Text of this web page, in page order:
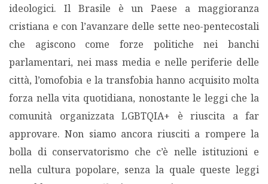
ideologici. Il Brasile è un Paese a maggioranza
cristiana e con l’avanzare delle sette neo-pentecostali
che agiscono come forze politiche nei banchi
parlamentari, nei mass media e nelle periferie delle
città, l’omofobia e la transfobia hanno acquisito molta
forza nella vita quotidiana, nonostante le leggi che la
comunità organizzata LGBTQIA+ è riuscita a far
approvare. Non siamo ancora riusciti a rompere la
bolla di conservatorismo che c’è nelle istituzioni e
nella cultura popolare, senza la quale queste leggi